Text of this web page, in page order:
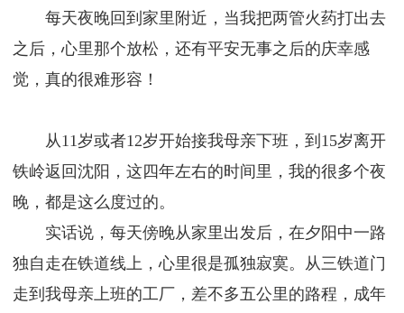
每天夜晚回到家里附近，当我把两管火药打出去
之后，心里那个放松，还有平安无事之后的庆幸感
觉，真的很难形容！
从11岁或者12岁开始接我母亲下班，到15岁离开
铁岭返回沈阳，这四年左右的时间里，我的很多个夜
晚，都是这么度过的。
实话说，每天傍晚从家里出发后，在夕阳中一路
独自走在铁道线上，心里很是孤独寂寞。从三铁道门
走到我母亲上班的工厂，差不多五公里的路程，成年